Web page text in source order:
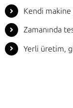
Kendi
Zamanında
Yerli üretim,